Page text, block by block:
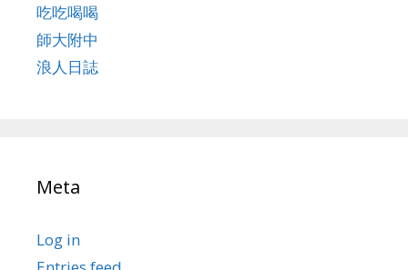
吃吃喝喝
師大附中
浪人日誌
Meta
Log in